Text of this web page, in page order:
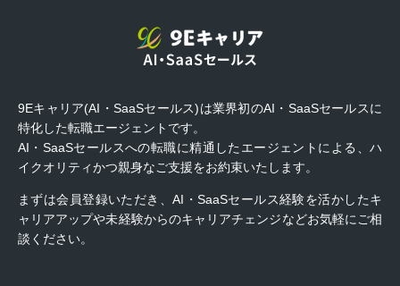
9Eキャリア(AI・SaaSセールス)は業界初のAI・SaaSセールスに
特化した転職エージェントです。
AI・SaaSセールスへの転職に精通したエージェントによる、ハ
イクオリティかつ親身なご支援をお約束いたします。
まずは会員登録いただき、AI・SaaSセールス経験を活かしたキ
ャリアアップや未経験からのキャリアチェンジなどお気軽にご相
談ください。